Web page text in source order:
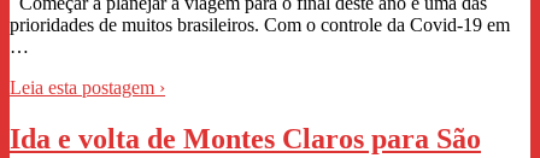
prioridades de muitos brasileiros. Com o controle da Covid-19 em
…
Leia esta postagem ›
Ida e volta de Montes Claros para São